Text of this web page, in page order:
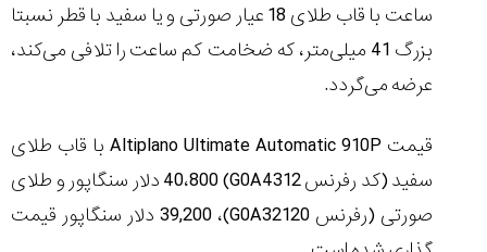
ساعت با قاب طلای 18 عیار صورتی و یا سفید با قطر نسبتا
بزرگ 41 میلی‌متر، که ضخامت کم ساعت را تلافی می‌کند،
عرضه می‌گردد.
قیمت Altiplano Ultimate Automatic 910P با قاب طلای
سفید (کد رفرنسG0A4312
) 40،800 دلار سنگاپور و طلای
صورتی (رفرنس G0A32120)، 39,200 دلار سنگاپور قیمت